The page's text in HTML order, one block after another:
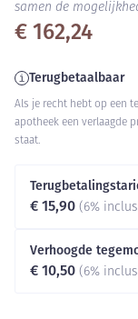
€ 162,24
Terugbetaalbaar
Als je recht hebt op een
apotheek een verlaagde
staat.
€ 15,90 (6%
Verhoogde
€ 10,50 (6%
samen de